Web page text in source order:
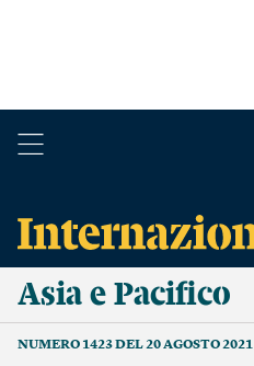
Asia e Pacifico
NUMERO 1423 DEL 20 AGOSTO 2021